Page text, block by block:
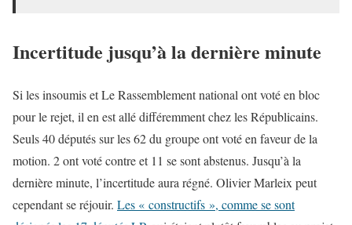
Incertitude jusqu’à la dernière minute
Si les insoumis et Le Rassemblement national ont voté en bloc
pour le rejet, il en est allé différemment chez les Républicains.
Seuls 40 députés sur les 62 du groupe ont voté en faveur de la
motion. 2 ont voté contre et 11 se sont abstenus. Jusqu’à la
dernière minute, l’incertitude aura régné. Olivier Marleix peut
cependant se réjouir. Les « constructifs », comme se sont